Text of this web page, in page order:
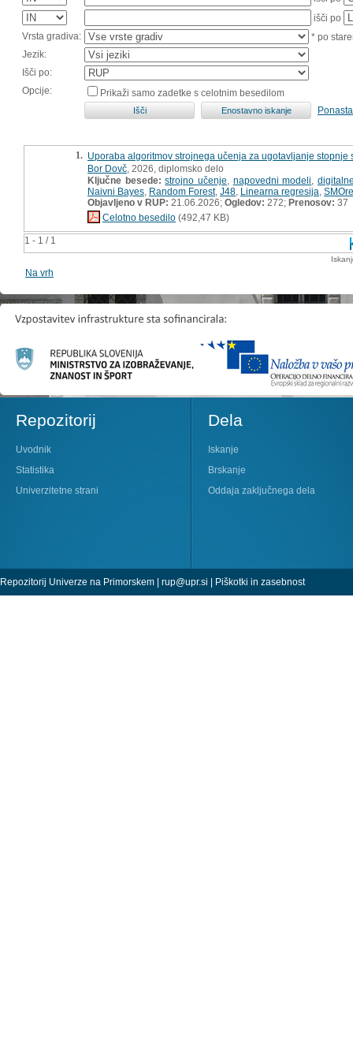
išči po
Vrsta gradiva:
* po
Jezik:
Išči po:
Opcije:
Prikaži samo zadetke s celotnim besedilom
1 - 1 / 1
1. Uporaba algoritmov strojnega učenja za ugotavljanje
Bor Dovč , 2026, diplomsko delo
Ključne besede: strojno učenje napovedni modeli
Naivni Bayes Random Forest, J48 Linearna regresija
Objavljeno v RUP: 21.06.2026; Ogledov: 272; Prenosov: 37
Celotno besedilo (492,47 KB)
Na vrh
Repozitorij
Uvodnik
Statistika
Univerzitetne strani
Dela
Iskanje
Brskanje
Oddaja zaključnega dela
Repozitorij Univerze na Primorskem | rup@upr.si | Piškotki in zasebnost